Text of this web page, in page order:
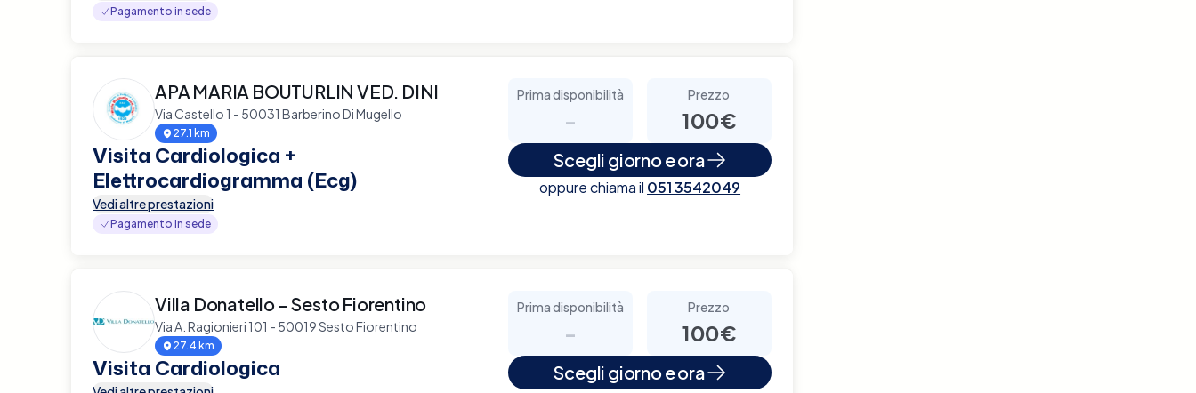
Pagamento in sede
APA MARIA BOUTURLIN VED. DINI
Via Castello 1 - 50031 Barberino Di Mugello
27.1 km
Visita Cardiologica +
Elettrocardiogramma (Ecg)
Vedi altre prestazioni
Pagamento in sede
Prima disponibilità
-
Prezzo
100€
Scegli giorno e ora
oppure chiama il 051 3542049
Villa Donatello - Sesto Fiorentino
Via A. Ragionieri 101 - 50019 Sesto Fiorentino
27.4 km
Visita Cardiologica
Prima disponibilità
-
Prezzo
100€
Scegli giorno e ora